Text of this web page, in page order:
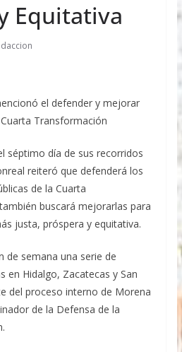
millones de litros en los
es decir, pasó de enviar 4 mil
litros a 4 mil 285 millones de
reflejan la capacidad
de cereales malteados
mexicana y el
con las autoridades federales y
de los productos mexicanos
internacionales. La Secretaría de
Rural, encabezada por
López Gutiérrez, refrenda su
impulsar programas y proyectos
productividad, la innovación y
de la cadena productiva de
y nacional
Permanente conmemorar con
décadas de diplomacia con la
hay pleno respeto al medio
apego a la legislación: López
Equitativa
el defender y mejorar
Transformación
séptimo día de sus recorridos
reiteró que defenderá los
de la Cuarta
buscará mejorarlas para
justa, próspera y equitativa.
de semana una serie de
en Hidalgo, Zacatecas y San
del proceso interno de Morena
de la Defensa de la